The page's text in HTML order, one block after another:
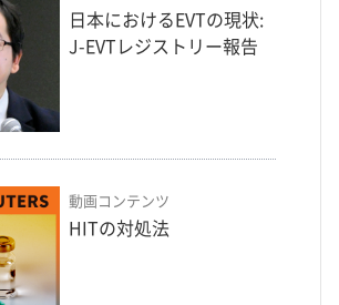
日本におけるEVTの現状:
J-EVTレジストリー報告
動画コンテンツ
HITの対処法